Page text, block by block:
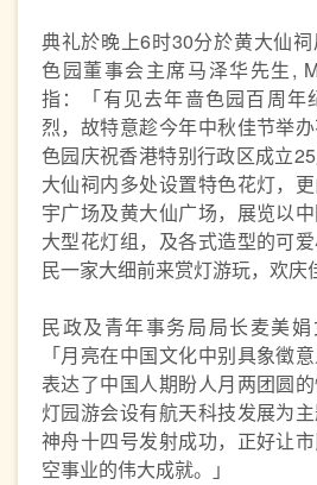
典礼於晚上6时30分於黄大仙
色园董事会主席马泽华先生,
指：「有见去年啬色园百周年
烈，故特意趁今年中秋佳节举
色园庆祝香港特别行政区成立
大仙祠内多处设置特色花灯，
宇广场及黄大仙广场，展览以
大型花灯组，及各式造型的可
民一家大细前来赏灯游玩，欢庆
民政及青年事务局局长麦美娟
「月亮在中国文化中别具象徵
表达了中国人期盼人月两团圆
灯园游会设有航天科技发展为
神舟十四号发射成功，正好让
空事业的伟大成就。」